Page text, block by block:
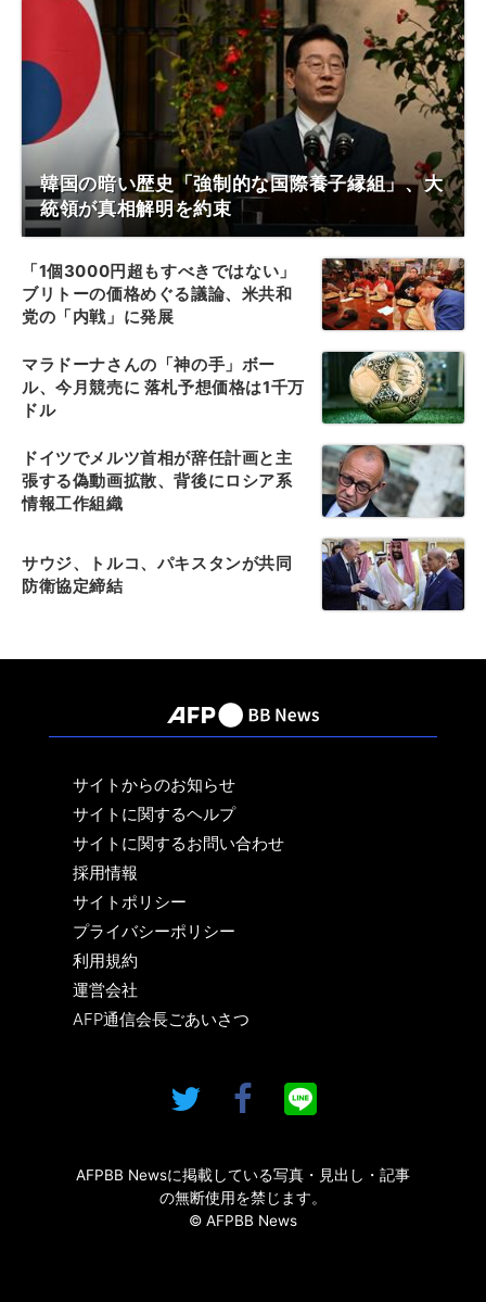
韓国の暗い歴史「強制的な国際養子縁組」、大
統領が真相解明を約束
「1個3000円超もすべきではない」
ブリトーの価格めぐる議論、米共和
党の「内戦」に発展
マラドーナさんの「神の手」ボー
ル、今月競売に 落札予想価格は1千万
ドル
ドイツでメルツ首相が辞任計画と主
張する偽動画拡散、背後にロシア系
情報工作組織
サウジ、トルコ、パキスタンが共同
防衛協定締結
サイトからのお知らせ
サイトに関するヘルプ
サイトに関するお問い合わせ
採用情報
サイトポリシー
プライバシーポリシー
利用規約
運営会社
AFP通信会長ごあいさつ
AFPBB Newsに掲載している写真・見出し・記事
の無断使用を禁じます。
© AFPBB News